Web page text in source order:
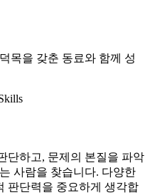
목을 갖춘 동료와 함께 성
단하고, 문제의 본질을 파악
사람을 찾습니다. 다양한
판단력을 중요하게 생각합